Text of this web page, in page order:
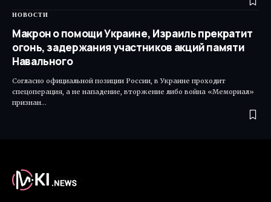
НОВОСТИ
Макрон о помощи Украине, Израиль прекратит
огонь, задержания участников акций памяти
Навального
Согласно официальной позиции России, в Украине проходит
спецоперация, а не нападение, вторжение либо война «Мемориал»
признан…